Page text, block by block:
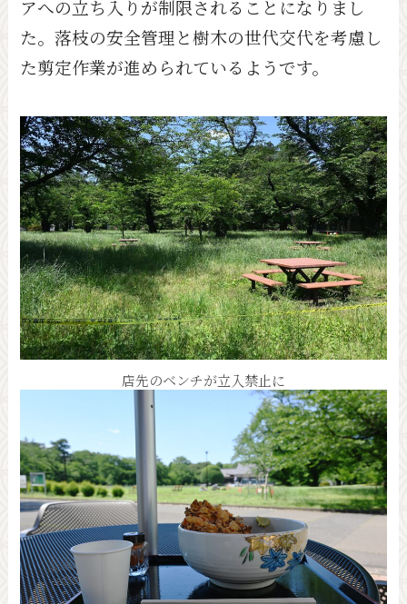
アへの立ち入りが制限されることになりまし
た。落枝の安全管理と樹木の世代交代を考慮し
た剪定作業が進められているようです。
店先のベンチが立入禁止に